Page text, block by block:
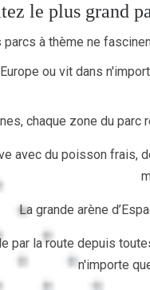
le plus grand
parcs à thème ne
ou vit dans
chaque zone du
avec du poisson frais,
La grande arène
par la route depuis
n'importe